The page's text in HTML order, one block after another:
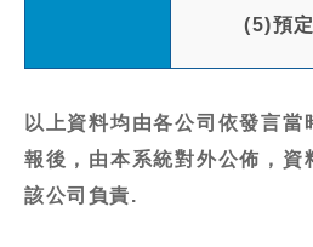
(5)預
以上資料均由各公司依發言當
報後，由本系統對外公佈，資
該公司負責.